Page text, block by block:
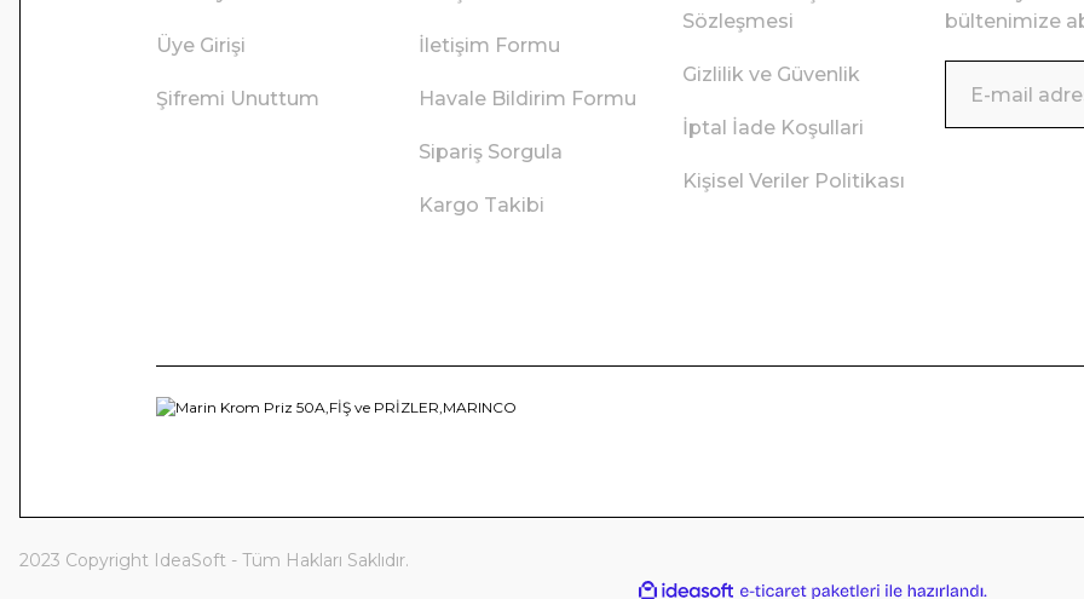
Üye Girişi
Şifremi Unuttum
İletişim Formu
Havale Bildirim Formu
Sipariş Sorgula
Kargo Takibi
Sözleşmesi
Gizlilik ve Güvenlik
İptal İade Koşullari
Kişisel Veriler Politikası
bültenimize
2023 Copyright IdeaSoft - Tüm Hakları Saklıdır.
ideasoft e-